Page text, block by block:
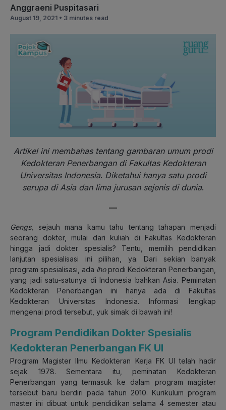
Anggraeni Puspitasari
August 19, 2021 • 3 minutes read
Artikel ini membahas tentang gambaran umum prodi
Kedokteran Penerbangan di Fakultas Kedokteran
Universitas Indonesia. Diketahui hanya satu prodi
serupa di Asia dan lima jurusan sejenis di dunia.
—
Gengs, sejauh mana kamu tahu tentang tahapan menjadi
seorang dokter, mulai dari kuliah di Fakultas Kedokteran
hingga jadi dokter spesialis? Tentu, memilih pendidikan
lanjutan spesialisasi ini pilihan, ya. Dari sekian banyak
program spesialisasi, ada lhoprodi Kedokteran Penerbangan,
yang jadi satu-satunya di Indonesia bahkan Asia. Peminatan
Kedokteran Penerbangan ini hanya ada di Fakultas
Kedokteran Universitas Indonesia. Informasi lengkap
mengenai prodi tersebut, yuk simak di bawah ini!
Program Pendidikan Dokter Spesialis
Kedokteran Penerbangan FK UI
Program Magister Ilmu Kedokteran Kerja FK UI telah hadir
sejak 1978. Sementara itu, peminatan Kedokteran
Penerbangan yang termasuk ke dalam program magister
tersebut baru berdiri pada tahun 2010. Kurikulum program
master ini dibuat untuk pendidikan selama 4 semester atau